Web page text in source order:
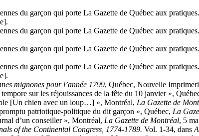
du garçon qui porte La Gazette de Québec aux
du garçon qui porte La Gazette de Québec aux
du garçon qui porte La Gazette de Québec aux
du garçon qui porte La Gazette de Québec aux
mignones pour l’année 1799, Québec, Nouvelle
sur les réjouissances de la fête du 10 janvier »,
[Un chien avec un loup…] », Montréal, La Gazette de
patriotique-politique du dit garçon », Québec, La
d’un conseiller », Montréal, La Gazette de Montréal, 5
of the Continental Congress, 1774-1789. Vol. 1-34, dans